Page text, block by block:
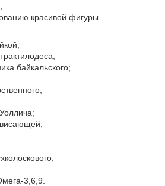
красивой фигуры.
байкальского;
3,6,9.